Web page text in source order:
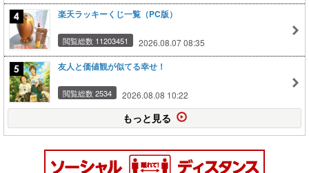
楽天ラッキーくじ一覧（PC版）
閲覧総数 11203451 2026.08.07 08:35
友人と価値観が似てる幸せ！
閲覧総数 2534 2026.08.08 10:22
もっと見る